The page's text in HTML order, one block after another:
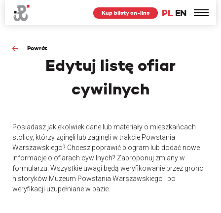
PL EN
Kup bilety on-line
Powrót
Edytuj listę ofiar
cywilnych
Posiadasz jakiekolwiek dane lub materiały o mieszkańcach
stolicy, którzy zginęli lub zaginęli w trakcie Powstania
Warszawskiego? Chcesz poprawić biogram lub dodać nowe
informacje o ofiarach cywilnych? Zaproponuj zmiany w
formularzu. Wszystkie uwagi będą weryfikowanie przez grono
historyków Muzeum Powstania Warszawskiego i po
weryfikacji uzupełniane w bazie.